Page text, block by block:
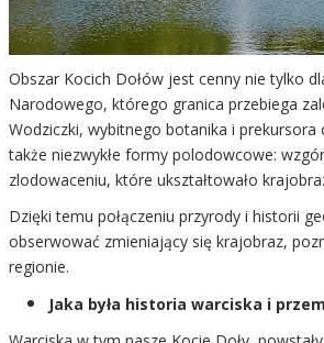
Obszar Kocich Dołów jest cenny nie tylko
Narodowego, którego granica przebiega
Wodziczki, wybitnego botanika i
także niezwykłe formy polodowcowe:
zlodowaceniu, które ukształtowało
Dzięki temu połączeniu przyrody i historii
obserwować zmieniający się krajobraz,
regionie.
Jaka była historia warciska i